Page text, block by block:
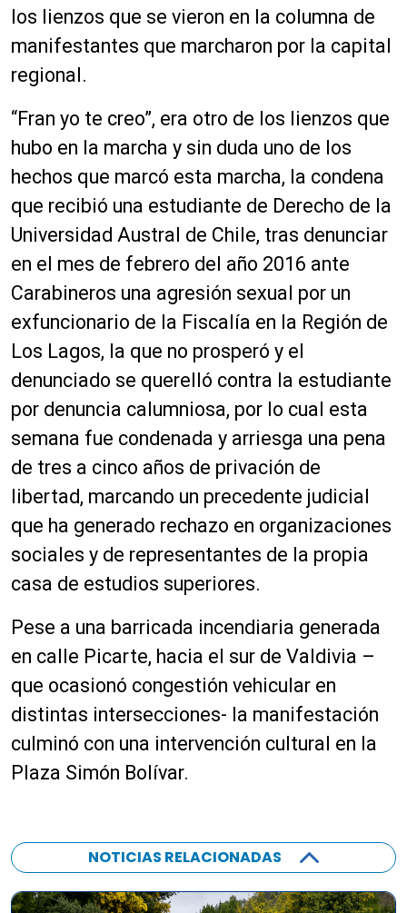
los lienzos que se vieron en la columna de
manifestantes que marcharon por la capital
regional.
“Fran yo te creo”, era otro de los lienzos que
hubo en la marcha y sin duda uno de los
hechos que marcó esta marcha, la condena
que recibió una estudiante de Derecho de la
Universidad Austral de Chile, tras denunciar
en el mes de febrero del año 2016 ante
Carabineros una agresión sexual por un
exfuncionario de la Fiscalía en la Región de
Los Lagos, la que no prosperó y el
denunciado se querelló contra la estudiante
por denuncia calumniosa, por lo cual esta
semana fue condenada y arriesga una pena
de tres a cinco años de privación de
libertad, marcando un precedente judicial
que ha generado rechazo en organizaciones
sociales y de representantes de la propia
casa de estudios superiores.
Pese a una barricada incendiaria generada
en calle Picarte, hacia el sur de Valdivia –
que ocasionó congestión vehicular en
distintas intersecciones- la manifestación
culminó con una intervención cultural en la
Plaza Simón Bolívar.
NOTICIAS RELACIONADAS